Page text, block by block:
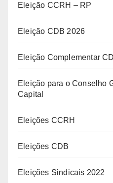
Eleição CCRH – RP
Eleição CDB 2026
Eleição Complementar
Eleição para o Conselho
Capital
Eleições CCRH
Eleições CDB
Eleições Sindicais 2022